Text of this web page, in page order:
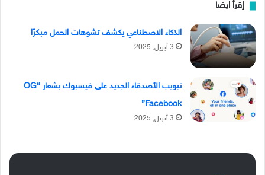
إقرأ ايضا
الذكاء الاصطناعي يكشف تشوهات الحمل مبكرًا
3 أبريل, 2025
تبويب الأصدقاء الجديد على فيسبوك بشعار “OG
Facebook”
3 أبريل, 2025